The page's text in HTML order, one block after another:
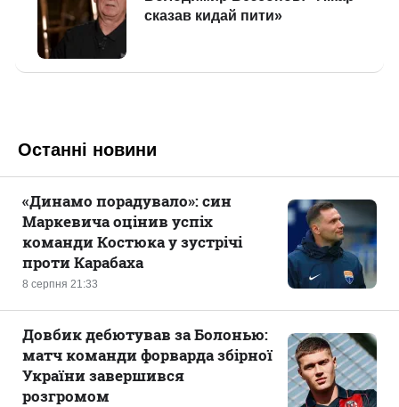
Останні новини
8 серпня 21:33
«Динамо порадувало»: син
Маркевича оцінив успіх
команди Костюка у зустрічі
проти Карабаха
Довбик дебютував за Болонью:
матч команди форварда збірної
України завершився
розгромом